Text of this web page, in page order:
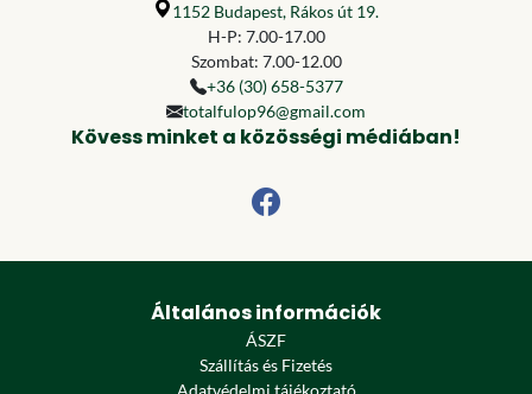
1152 Budapest, Rákos út 19.
H-P: 7.00-17.00
Szombat: 7.00-12.00
+36 (30) 658-5377
totalfulop96@gmail.com
Kövess minket a közösségi médiában!
Általános információk
ÁSZF
Szállítás és Fizetés
Adatvédelmi tájékoztató